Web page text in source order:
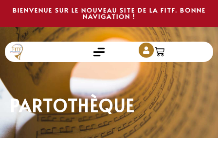
BIENVENUE SUR LE NOUVEAU SITE DE LA FITF. BONNE
NAVIGATION !
PARTOTHÈQUE